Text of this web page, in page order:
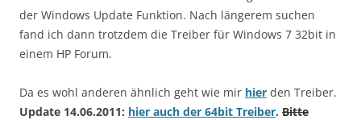
der Windows Update Funktion. Nach längerem suchen
fand ich dann trotzdem die Treiber für Windows 7 32bit in
einem HP Forum.
Da es wohl anderen ähnlich geht wie mir hier den Treiber.
Update 14.06.2011: hier auch der 64bit Treiber. Bitte